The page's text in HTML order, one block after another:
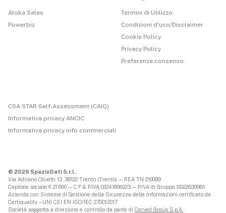
Atoka Sales
Powerbiz
Termini di Utilizzo
Condizioni d'uso/Disclaimer
Cookie Policy
Privacy Policy
Preferenze consenso
CSA STAR Self-Assessment (CAIQ)
Informativa privacy ANCIC
Informativa privacy info commerciali
© 2026 SpazioDati S.r.l.
Via Adriano Olivetti 13, 38122 Trento (Trento) — REA TN 210089
Capitale sociale € 21.600 — C.F & P.IVA 02241890223 — P.IVA di Gruppo 12022630961
Azienda con Sistema di Gestione della Sicurezza delle Informazioni certificato da
Certiquality – UNI CEI EN ISO/IEC 27001:2017
Società soggetta a direzione e controllo da parte di Cerved Group S.p.A.